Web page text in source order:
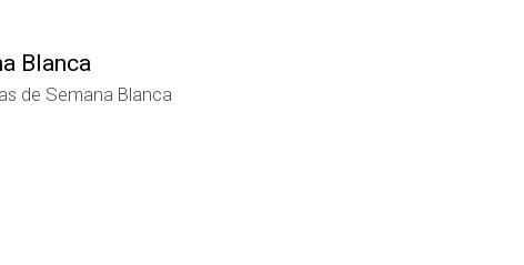
Blanca
de Semana Blanca